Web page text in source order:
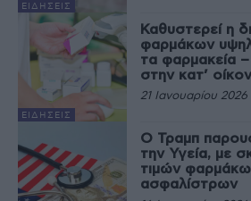
ΕΙΔΉΣΕΙΣ
ΕΙΔΉΣΕΙΣ
Καθυστερεί η
φαρμάκων
τα φαρμακεία –
στην κατ’
21 Ιανουαρίου 2026
Ο Τραμπ
την Υγεία, με
τιμών
ασφαλίστρων